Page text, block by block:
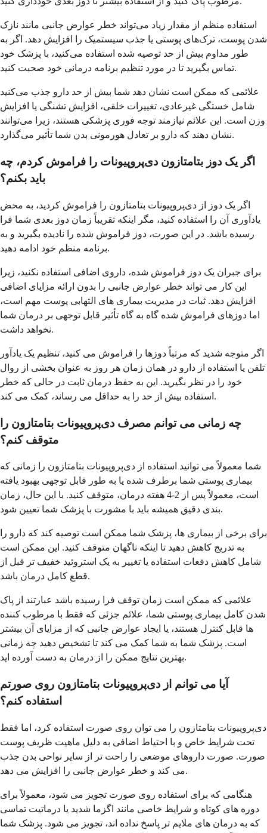
استفاده منظم از مقدار زیاد می‌تواند خطر عوارض جانبی مانند نازک
شدن پوست، ترک‌های پوستی یا جذب سیستمیک را افزایش دهد. اگر به
طور مداوم بیش از حد توصیه شده استفاده می‌کنید، با پزشک خود
تماس بگیرید تا در مورد تنظیم برنامه درمانی خود صحبت کنید.
علائمی که ممکن است نشان دهد شما بیش از حد دارو جذب می‌کنید
شامل خستگی غیرعادی، تغییرات خلقی، افزایش تشنگی یا افزایش
وزن است. این علائم نیازمند توجه فوری پزشکی هستند، زیرا می‌توانند
نشان دهند که دارو بر تعادل هورمونی بدن شما تأثیر می‌گذارد.
اگر یک دوز بتامتازون دی‌پروپیونات را فراموش کردم، چه
باید بکنم؟
اگر یک دوز از دی‌پروپیونات بتامتازون را فراموش کردید، به محض
یادآوری آن را استفاده کنید، مگر اینکه تقریباً زمان دوز بعدی شما فرا
رسیده باشد. در این صورت، دوز فراموش شده را نادیده بگیرید و به
برنامه منظم خود ادامه دهید.
برای جبران یک دوز فراموش شده، داروی اضافی استفاده نکنید، زیرا
این کار می تواند خطر عوارض جانبی را بدون ارائه مزایای اضافی
افزایش دهد. ثبات در مدیریت بیماری های التهابی پوست مهم است،
اما دوزهای فراموش شده گاه به گاه تأثیر قابل توجهی بر درمان شما
نخواهد داشت.
اگر متوجه شدید که مرتباً دوزها را فراموش می کنید، تنظیم یک یادآور
تلفن یا استفاده از دارو در همان زمان هر روز به عنوان بخشی از روال
خود را در نظر بگیرید. این به حفظ درمان ثابت در حالی که خطر
استفاده بیش از حد را به حداقل می رساند، کمک می کند.
چه زمانی می توانم مصرف دی‌پروپیونات بتامتازون را
متوقف کنم؟
شما معمولاً می توانید استفاده از دی‌پروپیونات بتامتازون را زمانی که
بیماری پوستی شما برطرف شده یا به طور قابل توجهی بهبود یافته
است، معمولاً پس از 2-4 هفته درمان، متوقف کنید. با این حال، زمان
بندی دقیق همیشه باید با مشورت با پزشک شما تعیین شود.
برای برخی از بیماری ها، پزشک شما ممکن است توصیه کند که دارو را
به تدریج کاهش دهید تا اینکه ناگهان متوقف کنید. این ممکن است
شامل کاهش دفعات استفاده یا تغییر به یک استروئید خفیف تر قبل از
قطع کامل درمان باشد.
علائمی که ممکن است زمان توقف فرا رسیده باشد عبارتند از پاک
شدن کامل بیماری پوستی شما، علائم جزئی که فقط با مرطوب کننده
ها قابل کنترل هستند، یا ایجاد عوارض جانبی که از مزایای آن بیشتر
است. پزشک شما به شما کمک می کند تا تشخیص دهید چه زمانی
بهترین نتایج ممکن را از درمان به دست آورده اید.
آیا می توانم از دی‌پروپیونات بتامتازون روی صورتم
استفاده کنم؟
دی‌پروپیونات بتامتازون را می توان روی صورت استفاده کرد، اما فقط
تحت شرایط خاص و با احتیاط اضافی به دلیل ماهیت ظریف پوست
صورت. صورت داروهای موضعی را راحت تر از سایر نواحی بدن جذب
می کند و خطر عوارض جانبی را افزایش می دهد.
هنگامی که برای استفاده روی صورت تجویز می شود، معمولاً برای
دوره های کوتاه و شرایط خاصی مانند اگزما شدید یا درماتیت تماسی
که به درمان های ملایم تر پاسخ نداده اند، تجویز می شود. پزشک شما